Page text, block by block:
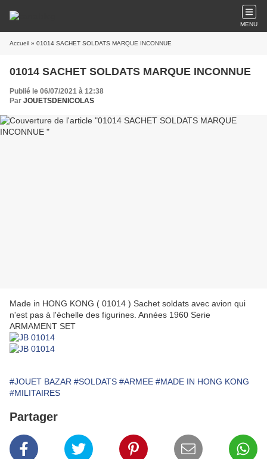
MENU
Accueil » 01014 SACHET SOLDATS MARQUE INCONNUE
01014 SACHET SOLDATS MARQUE INCONNUE
Publié le 06/07/2021 à 12:38
Par JOUETSDENICOLAS
Made in HONG KONG ( 01014 ) Sachet soldats avec avion qui
n'est pas à l'échelle des figurines. Années 1960 Serie
ARMAMENT SET
#JOUET BAZAR #SOLDATS #ARMEE #MADE IN HONG KONG
#MILITAIRES
Partager